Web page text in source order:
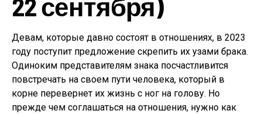
Девам, которые давно состоят в отношениях, в 2023
году поступит предложение скрепить их узами брака.
Одиноким представителям знака посчастливится
повстречать на своем пути человека, который в
корне перевернет их жизнь с ног на голову. Но
прежде чем соглашаться на отношения, нужно как